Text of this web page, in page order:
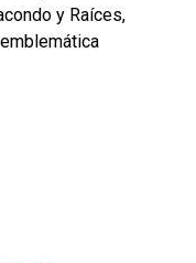
y Raíces,